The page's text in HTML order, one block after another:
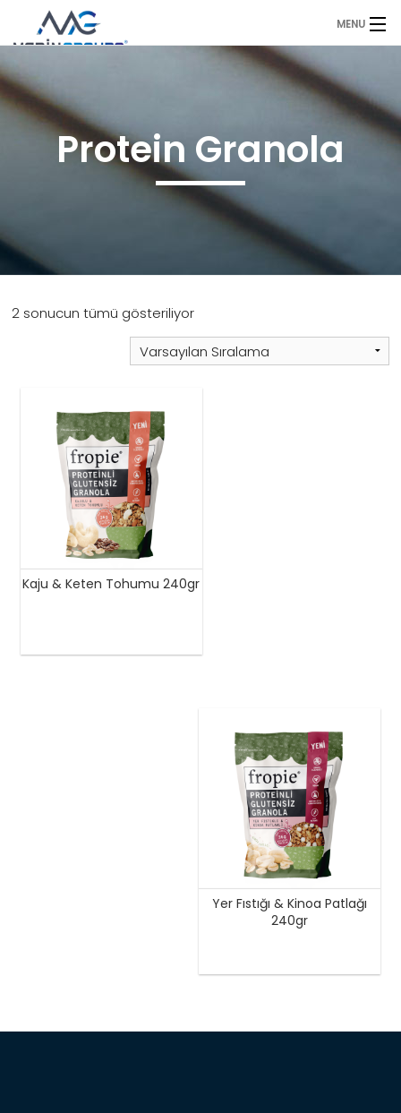
MENU
Anasayfa
Duyurular
Ürünlerimiz
Sıkça Sorulan Sorular
Referanslarımız
Protein Granola
2 sonucun tümü gösteriliyor
Kaju & Keten Tohumu 240gr
Yer Fıstığı & Kinoa Patlağı
240gr